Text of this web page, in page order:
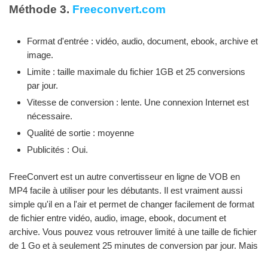
Méthode 3. Freeconvert.com
Format d'entrée : vidéo, audio, document, ebook, archive et
image.
Limite : taille maximale du fichier 1GB et 25 conversions
par jour.
Vitesse de conversion : lente. Une connexion Internet est
nécessaire.
Qualité de sortie : moyenne
Publicités : Oui.
FreeConvert est un autre convertisseur en ligne de VOB en
MP4 facile à utiliser pour les débutants. Il est vraiment aussi
simple qu'il en a l'air et permet de changer facilement de format
de fichier entre vidéo, audio, image, ebook, document et
archive. Vous pouvez vous retrouver limité à une taille de fichier
de 1 Go et à seulement 25 minutes de conversion par jour. Mais